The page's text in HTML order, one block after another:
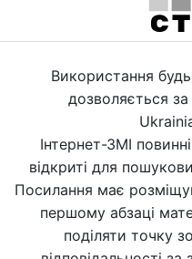
Використання
дозволяється
Інтернет-ЗМІ
відкриті для
Посилання має
першому абзаці
поділяти точку